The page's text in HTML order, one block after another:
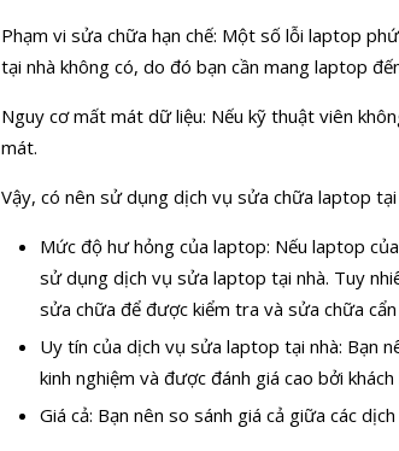
Phạm vi sửa chữa hạn chế: Một số lỗi laptop
tại nhà không có, do đó bạn cần mang laptop
Nguy cơ mất mát dữ liệu: Nếu kỹ thuật viên
mát.
Vậy, có nên sử dụng dịch vụ sửa chữa laptop
Mức độ hư hỏng của laptop: Nếu laptop
sử dụng dịch vụ sửa laptop tại nhà. Tuy
sửa chữa để được kiểm tra và sửa chữa cẩn
Uy tín của dịch vụ sửa laptop tại nhà: Bạn
kinh nghiệm và được đánh giá cao bởi khách
Giá cả: Bạn nên so sánh giá cả giữa các